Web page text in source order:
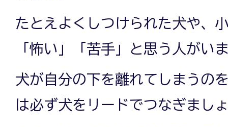
たとえよくしつけられた犬や、
「怖い」「苦手」と思う人がい
犬が自分の下を離れてしまうの
は必ず犬をリードでつなぎまし